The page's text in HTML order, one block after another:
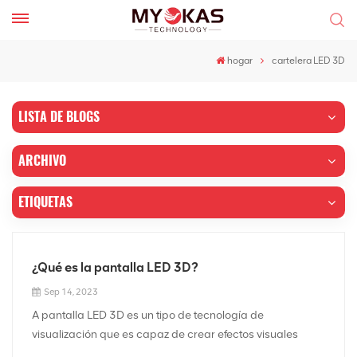
hogar cartelera LED 3D
LISTA DE BLOGS
ARCHIVO
ETIQUETAS
¿Qué es la pantalla LED 3D?
Sep 14, 2023
A pantalla LED 3D es un tipo de tecnología de
visualización que es capaz de crear efectos visuales